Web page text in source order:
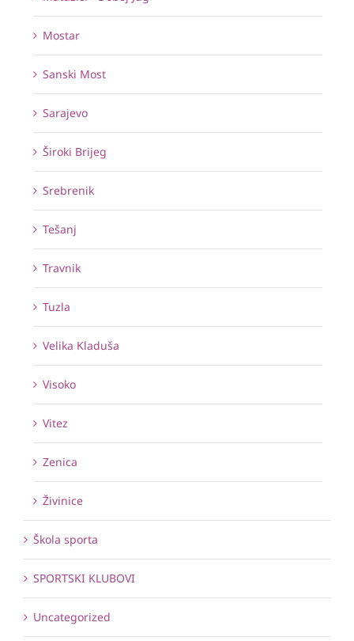
Mostar
Sanski Most
Sarajevo
Široki Brijeg
Srebrenik
Tešanj
Travnik
Tuzla
Velika Kladuša
Visoko
Vitez
Zenica
Živinice
Škola sporta
SPORTSKI KLUBOVI
Uncategorized